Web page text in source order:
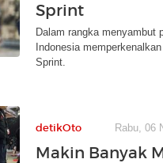
Sprint
Dalam rangka menyambut
Indonesia
Sprint.
detikOto Rabu, 06
Makin Banyak